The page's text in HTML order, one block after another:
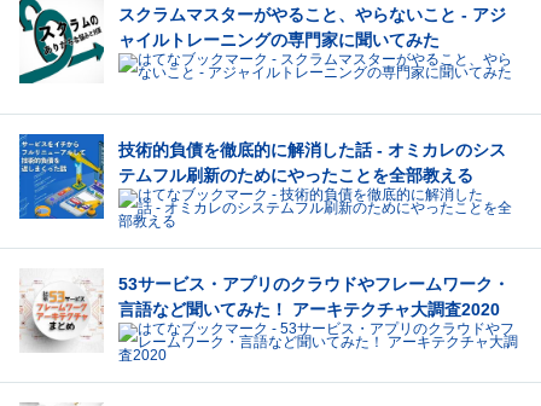
スクラムマスターがやること、やらないこと - アジ
ャイルトレーニングの専門家に聞いてみた
技術的負債を徹底的に解消した話 - オミカレのシス
テムフル刷新のためにやったことを全部教える
53サービス・アプリのクラウドやフレームワーク・
言語など聞いてみた！ アーキテクチャ大調査2020